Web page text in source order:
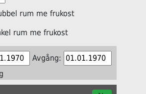
rum me frukost
rum me frukost
Avgång: